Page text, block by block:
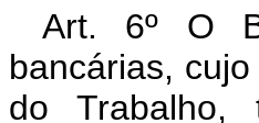
Art. 6º O
bancárias,
do